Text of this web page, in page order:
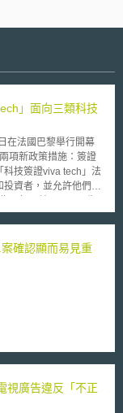
法國巴黎舉行開幕
項新政策措施：簽證
科技簽證viva tech」法
投資者，並允許他們在
不需要居留許可。
始人，二為員工，三
可以獲得法國投資者技
家）移居法國。而要
歐元的固定有形或無
確認顯而易見重
視廣告違反「不正